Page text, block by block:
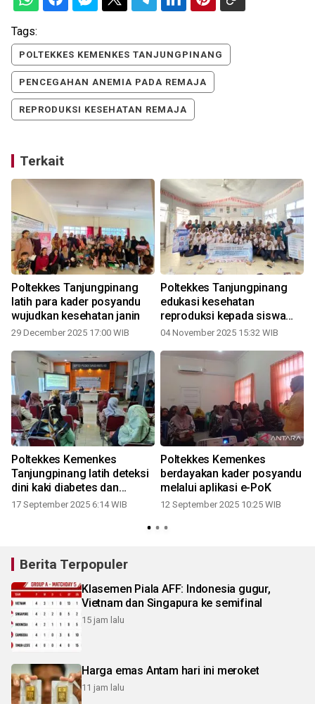
Tags:
POLTEKKES KEMENKES TANJUNGPINANG
PENCEGAHAN ANEMIA PADA REMAJA
REPRODUKSI KESEHATAN REMAJA
Terkait
Poltekkes Tanjungpinang
latih para kader posyandu
wujudkan kesehatan janin
29 December 2025 17:00 WIB
Poltekkes Tanjungpinang
edukasi kesehatan
reproduksi kepada siswa
SMPN14 Madong
04 November 2025 15:32 WIB
Poltekkes Kemenkes
Tanjungpinang latih deteksi
dini kaki diabetes dan
senam kaki
17 September 2025 6:14 WIB
Poltekkes Kemenkes
berdayakan kader posyandu
melalui aplikasi e-PoK
12 September 2025 10:25 WIB
Berita Terpopuler
Klasemen Piala AFF: Indonesia gugur,
Vietnam dan Singapura ke semifinal
15 jam lalu
Harga emas Antam hari ini meroket
11 jam lalu